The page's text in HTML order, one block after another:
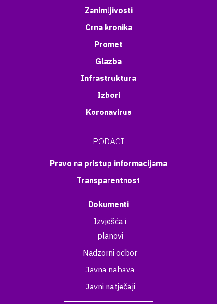
Zanimljivosti
Crna kronika
Promet
Glazba
Infrastruktura
Izbori
Koronavirus
PODACI
Pravo na pristup informacijama
Transparentnost
Dokumenti
Izvješća i
planovi
Nadzorni odbor
Javna nabava
Javni natječaji